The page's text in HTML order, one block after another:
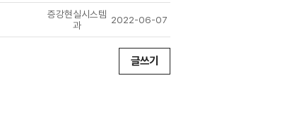
증강현실시스템
과
2022-06-07
글쓰기